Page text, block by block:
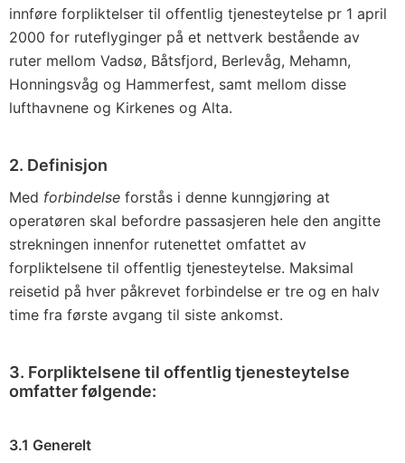
innføre forpliktelser til offentlig tjenesteytelse pr 1 april
2000 for ruteflyginger på et nettverk bestående av
ruter mellom Vadsø, Båtsfjord, Berlevåg, Mehamn,
Honningsvåg og Hammerfest, samt mellom disse
lufthavnene og Kirkenes og Alta.
2. Definisjon
Med forbindelse forstås i denne kunngjøring at
operatøren skal befordre passasjeren hele den angitte
strekningen innenfor rutenettet omfattet av
forpliktelsene til offentlig tjenesteytelse. Maksimal
reisetid på hver påkrevet forbindelse er tre og en halv
time fra første avgang til siste ankomst.
3. Forpliktelsene til offentlig tjenesteytelse
omfatter følgende:
3.1 Generelt